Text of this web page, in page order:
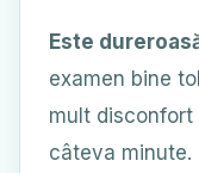
Este
examen bine
mult disconfort
câteva minute.